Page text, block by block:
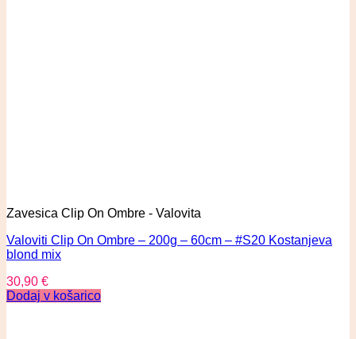
Zavesica Clip On Ombre - Valovita
Valoviti Clip On Ombre – 200g – 60cm – #S20 Kostanjeva
blond mix
30,90 €
Dodaj v košarico